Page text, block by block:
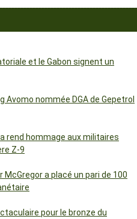
et le Gabon signent un
Avomo nommée DGA de Gepetrol
rend hommage aux militaires
Z-9
a placé un pari de 100
pour le bronze du